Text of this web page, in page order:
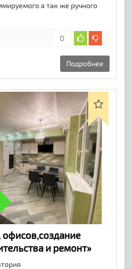
а так же ручного
0
Подробнее
и ремонт»